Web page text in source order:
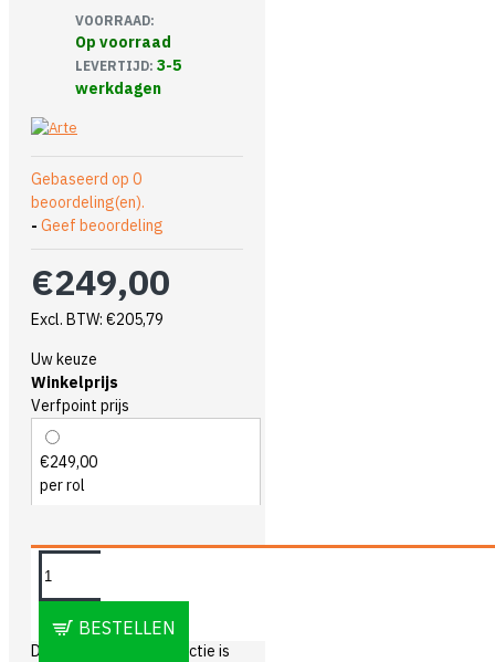
VOORRAAD:
Op voorraad
LEVERTIJD: 3-5
werkdagen
Gebaseerd op 0
beoordeling(en).
- Geef beoordeling
€249,00
Excl. BTW: €205,79
Uw keuze
Winkelprijs
Verfpoint prijs
€249,00
per rol
BESTELLEN
OMSCHRIJVING
De Arte Strelitzia collectie is